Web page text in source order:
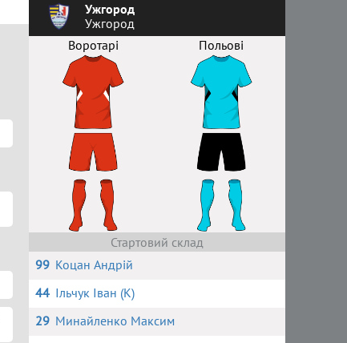
Ужгород
Ужгород
Воротарі
Польові
Стартовий склад
99 Коцан Андрій
44 Ільчук Іван (К)
29 Минайленко Максим